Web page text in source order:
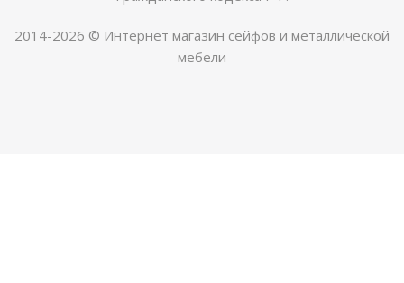
2014-2026 © Интернет магазин сейфов и металлической
мебели